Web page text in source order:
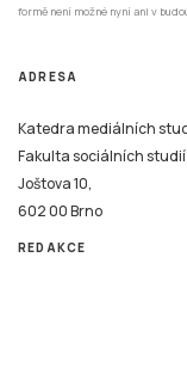
ADRESA
Katedra mediálních
Joštova 10,
602 00 Brno
REDAKCE
Tento systém je